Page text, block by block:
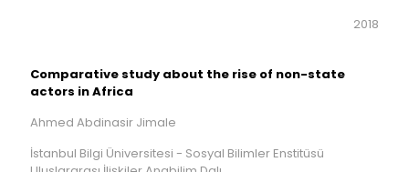
2018
Comparative study about the rise of non-state
actors in Africa
Ahmed Abdinasir Jimale
İstanbul Bilgi Üniversitesi - Sosyal Bilimler Enstitüsü